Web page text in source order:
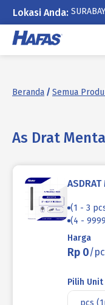
Lokasi Anda:
Lewati
konten
Beranda / Semua
As Drat
(1 - 3
(4 -
Harga
Rp 0/
Pilih Unit
pcs